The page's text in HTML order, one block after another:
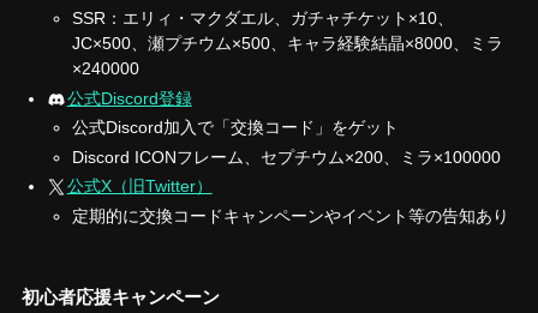
SSR：エリィ・マクダエル、ガチャチケット×10、
JC×500、瀬プチウム×500、キャラ経験結晶×8000、ミラ
×240000
公式Discord登録
公式Discord加入で「交換コード」をゲット
Discord ICONフレーム、セプチウム×200、ミラ×100000
公式X（旧Twitter）
定期的に交換コードキャンペーンやイベント等の告知あり
初心者応援キャンペーン